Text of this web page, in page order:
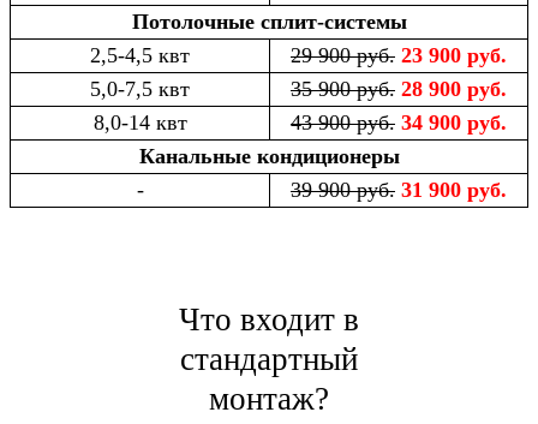
Потолочные сплит-системы
2,5-4,5 квт
29 900 руб. 23 900 руб.
5,0-7,5 квт
35 900 руб. 28 900 руб.
8,0-14 квт
43 900 руб. 34 900 руб.
Канальные кондиционеры
-
39 900 руб. 31 900 руб.
Что входит в
стандартный
монтаж?